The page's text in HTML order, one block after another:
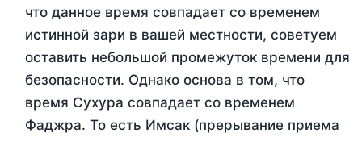
что данное время совпадает со временем
истинной зари в вашей местности, советуем
оставить небольшой промежуток времени для
безопасности. Однако основа в том, что
время Сухура совпадает со временем
Фаджра. То есть Имсак (прерывание приема